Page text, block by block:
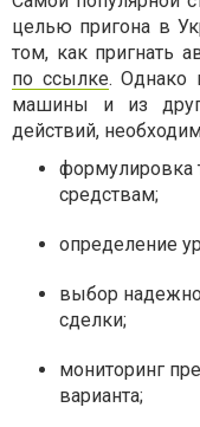
целью пригона в
том, как пригнать
по ссылке. Однако
машины и из
действий,
формулировка
средствам;
определение
выбор
сделки;
мониторинг
варианта;